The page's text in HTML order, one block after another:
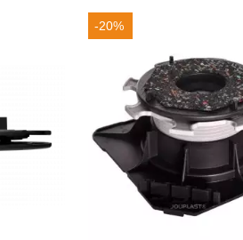
-20%